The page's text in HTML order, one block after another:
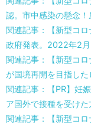
認。市中感染の懸念
関連記事：【新型コ
政府発表。2022年2
関連記事：【新型コ
が国境再開を目指した
関連記事：【PR】妊
ア国外で接種を受け
関連記事：【新型コ